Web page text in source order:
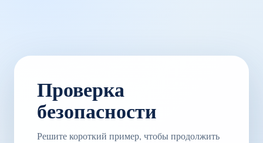
Проверка
безопасности
Решите короткий пример, чтобы продолжить